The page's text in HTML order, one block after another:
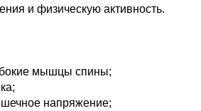
и физическую активность.
мышцы спины;
напряжение;